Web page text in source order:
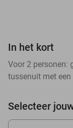
In het kort
Voor 2 personen:
tussenuit met
Selecteer